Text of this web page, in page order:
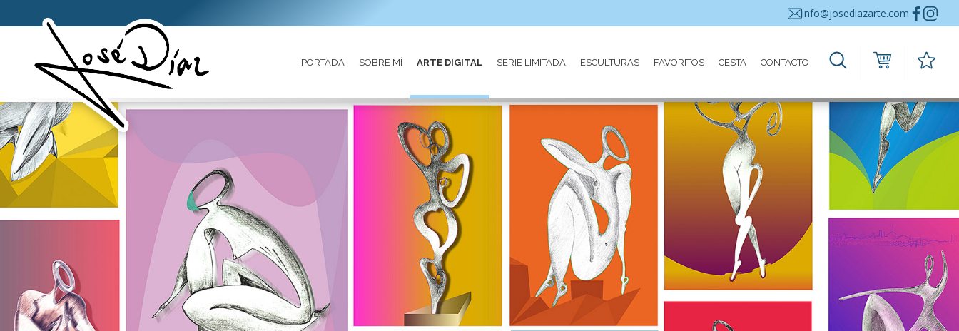
info@josediazarte.com
PORTADA SOBRE MÍ ARTE DIGITAL SERIE LIMITADA ESCULTURAS FAVORITOS CESTA CONTACTO
PORTADA
SOBRE
MÍ
ARTE
DIGITAL
SERIE
LIMITADA
ESCULTURAS
CONTACTO
LLAMAR
AHORA